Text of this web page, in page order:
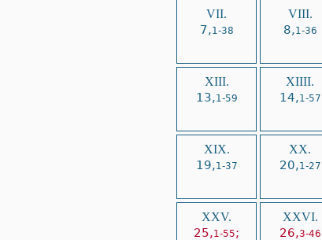
VII.
7,1-38
VIII.
8,1-36
XIII.
13,1-59
XIIII.
14,1-57
XIX.
19,1-37
XX.
20,1-27
XXV.
25,1-55;
XXVI.
26,3-46